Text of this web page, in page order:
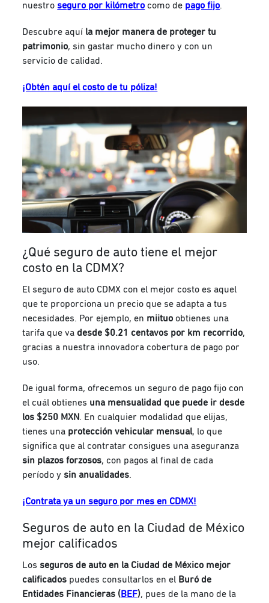
nuestroseguro por kilómetro como de pago fijo.
Descubre aquí la mejor manera de proteger tu
patrimonio, sin gastar mucho dinero y con un
servicio de calidad.
¡Obtén aquí el costo de tu póliza!
¿Qué seguro de auto tiene el mejor
costo en la CDMX?
El seguro de auto CDMX con el mejor costo es aquel
que te proporciona un precio que se adapta a tus
necesidades. Por ejemplo, en miituo obtienes una
tarifa que vadesde $0.21 centavos por km recorrido,
gracias a nuestra innovadora cobertura de pago por
uso.
De igual forma, ofrecemos un seguro de pago fijo con
el cuál obtienes una mensualidad que puede ir desde
los $250 MXN. En cualquier modalidad que elijas,
tienes una protección vehicular mensual, lo que
significa que al contratar consigues una aseguranza
sin plazos forzosos, con pagos al final de cada
período ysin anualidades.
¡Contrata ya un seguro por mes en CDMX!
Seguros de auto en la Ciudad de México
mejor calificados
Losseguros de auto en la Ciudad de México mejor
calificados puedes consultarlos en el Buró de
Entidades Financieras (BEF), pues de la mano de la